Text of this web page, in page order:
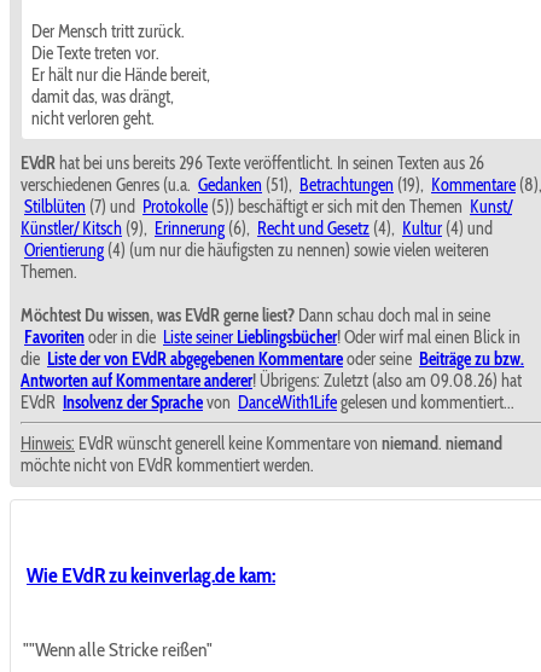
Der Mensch tritt zurück.
Die Texte treten vor.
Er hält nur die Hände bereit,
damit das, was drängt,
nicht verloren geht.
EVdR hat bei uns bereits 296 Texte veröffentlicht. In seinen Texten aus 26
verschiedenen Genres (u.a. Gedanken (51), Betrachtungen (19), Kommentare (8),
Stilblüten (7) und Protokolle (5)) beschäftigt er sich mit den Themen Kunst/
Künstler/ Kitsch (9), Erinnerung (6), Recht und Gesetz (4), Kultur (4) und
Orientierung (4) (um nur die häufigsten zu nennen) sowie vielen weiteren
Themen.
Möchtest Du wissen, was EVdR gerne liest? Dann schau doch mal in seine
Favoritenoder in die Liste seiner Lieblingsbücher! Oder wirf mal einen Blick in
die Liste der von EVdR abgegebenen Kommentareoder seine Beiträge zu bzw.
Antworten auf Kommentare anderer! Übrigens: Zuletzt (also am 09.08.26) hat
EVdR Insolvenz der Sprachevon DanceWith1Lifegelesen und kommentiert...
Hinweis: EVdR wünscht generell keine Kommentare von niemand. niemand
möchte nicht von EVdR kommentiert werden.
Wie EVdR zu keinverlag.de kam:
""Wenn alle Stricke reißen"